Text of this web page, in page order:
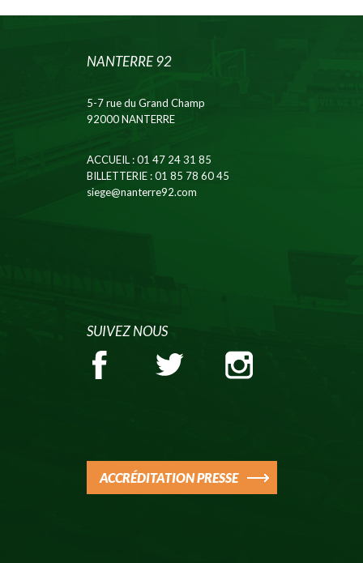
NANTERRE 92
5-7 rue du Grand Champ
92000 NANTERRE
ACCUEIL: 01 47 24 31 85
BILLETTERIE: 01 85 78 60 45
siege@nanterre92.com
SUIVEZ NOUS
ACCRÉDITATION PRESSE